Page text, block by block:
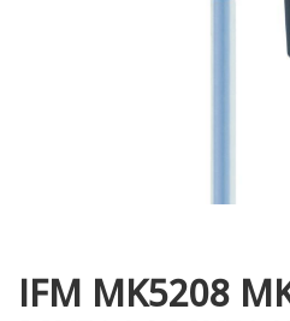
IFM MK5208